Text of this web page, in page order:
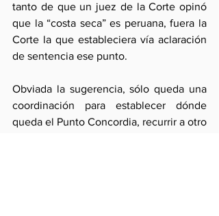
tanto de que un juez de la Corte opinó
que la “costa seca” es peruana, fuera la
Corte la que estableciera vía aclaración
de sentencia ese punto.
Obviada la sugerencia, sólo queda una
coordinación para establecer dónde
queda el Punto Concordia, recurrir a otro